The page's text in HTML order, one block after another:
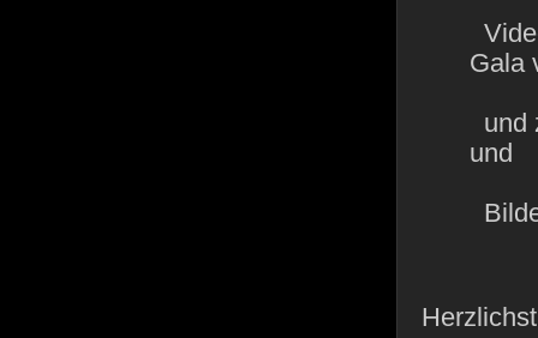
Gala
und
und
Herzlichst